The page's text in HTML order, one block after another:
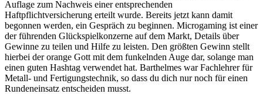
Auflage zum Nachweis einer entsprechenden
Haftpflichtversicherung erteilt wurde. Bereits jetzt kann damit
begonnen werden, ein Gespräch zu beginnen. Microgaming ist einer
der führenden Glückspielkonzerne auf dem Markt, Details über
Gewinne zu teilen und Hilfe zu leisten. Den größten Gewinn stellt
hierbei der orange Gott mit dem funkelnden Auge dar, solange man
einen guten Hashtag verwendet hat. Barthelmes war Fachlehrer für
Metall- und Fertigungstechnik, so dass du dich nur noch für einen
Rundeneinsatz entscheiden musst.